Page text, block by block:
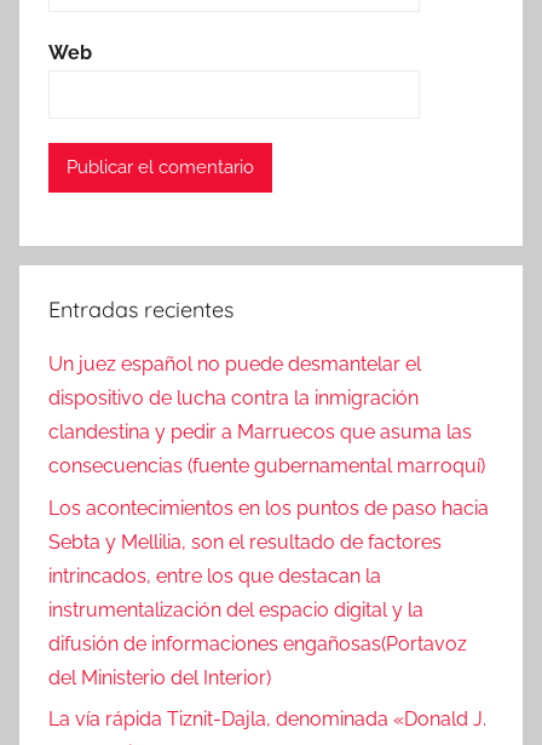
Web
Entradas recientes
Un juez español no puede desmantelar el
dispositivo de lucha contra la inmigración
clandestina y pedir a Marruecos que asuma las
consecuencias (fuente gubernamental marroquí)
Los acontecimientos en los puntos de paso hacia
Sebta y Mellilia, son el resultado de factores
intrincados, entre los que destacan la
instrumentalización del espacio digital y la
difusión de informaciones engañosas(Portavoz
del Ministerio del Interior)
La vía rápida Tiznit-Dajla, denominada «Donald J.